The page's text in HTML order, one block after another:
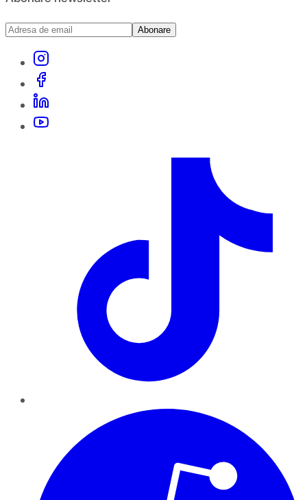
Abonare